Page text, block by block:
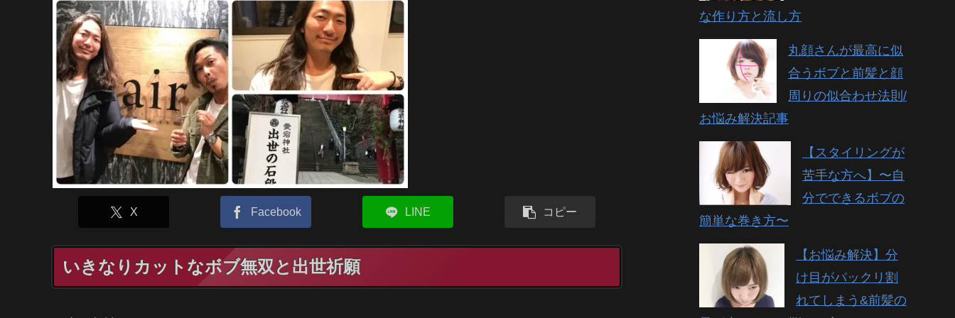
X Facebook LINE コピー
いきなりカットなボブ無双と出世祈願
な作り方と流し方
丸顔さんが最高に似
合うボブと前髪と顔
周りの似合わせ法則/
お悩み解決記事
【スタイリングが
苦手な方へ】〜自
分でできるボブの
簡単な巻き方〜
【お悩み解決】分
け目がパックリ割
れてしまう&前髪の